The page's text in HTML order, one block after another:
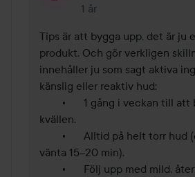
1 år
Kommentaren lades 1 år
Tips är att bygga upp, det är ju
produkt. Och gör verkligen
innehåller ju som sagt aktiva
känslig eller reaktiv hud:
kvällen.
vänta 15–20 min).